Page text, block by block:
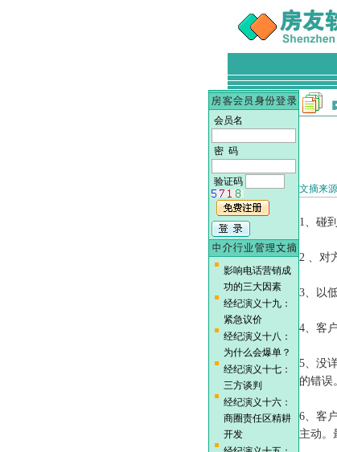
会员名
密 码
验证码
影响电话营销成
功的三大因素
经纪演义十九：
紧急议价
经纪演义十八：
为什么会爆单？
经纪演义十七：
三方谈判
经纪演义十六：
商圈责任区精耕
开发
文摘来
1、碰
2 、对
3、以
4、客
5、没
的错误。
6、客
主动。